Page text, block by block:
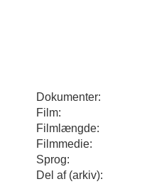
Dokumenter:
Film:
Filmlængde:
Filmmedie:
Sprog:
Del af (arkiv):